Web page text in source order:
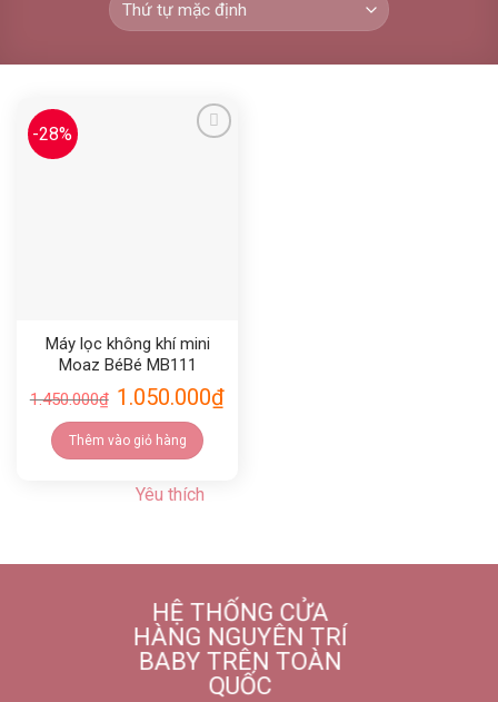
-28%
Máy lọc không khí mini
Moaz BéBé MB111
1.450.000₫ 1.050.000₫
Thêm vào giỏ hàng
Yêu thích
HỆ THỐNG CỬA
HÀNG NGUYÊN TRÍ
BABY TRÊN TOÀN
QUỐC